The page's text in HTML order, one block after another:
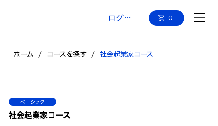
ログイン 0
ホーム / コースを探す / 社会起業家コース
ベーシック
社会起業家コース